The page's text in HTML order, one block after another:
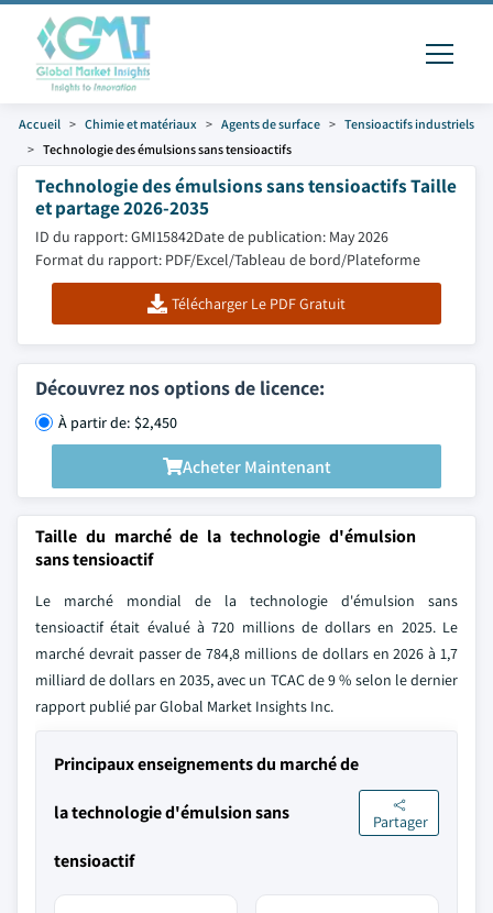
Accueil Chimie et matériaux Agents de surface
Tensioactifs industriels
Technologie des émulsions sans tensioactifs
Technologie des émulsions sans tensioactifs Taille
et partage 2026-2035
ID du rapport: GMI15842Date de publication: May 2026
Format du rapport: PDF/Excel/Tableau de bord/Plateforme
Télécharger Le PDF Gratuit
Découvrez nos options de licence:
À partir de: $2,450
Acheter Maintenant
Taille du marché de la technologie d'émulsion
sans tensioactif
Le marché mondial de la technologie d'émulsion sans
tensioactif était évalué à 720 millions de dollars en 2025. Le
marché devrait passer de 784,8 millions de dollars en 2026 à 1,7
milliard de dollars en 2035, avec un TCAC de 9 % selon le dernier
rapport publié par Global Market Insights Inc.
Principaux enseignements du marché de
la technologie d'émulsion sans
tensioactif
Partager